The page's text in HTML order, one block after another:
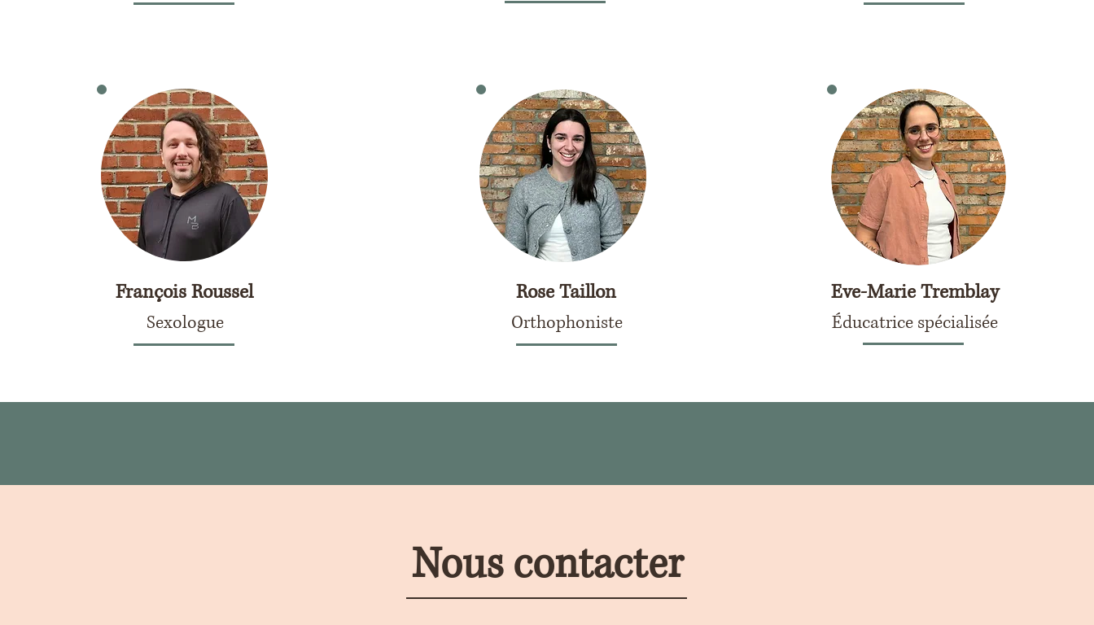
François Roussel
Sexologue
Rose Taillon
Orthophoniste
Eve-Marie Tremblay
Éducatrice spécialisée
Nous contacter